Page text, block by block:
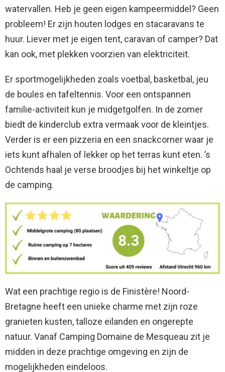
watervallen. Heb je geen eigen kampeermiddel? Geen
probleem! Er zijn houten lodges en stacaravans te
huur. Liever met je eigen tent, caravan of camper? Dat
kan ook, met plekken voorzien van elektriciteit.
Er sportmogelijkheden zoals voetbal, basketbal, jeu
de boules en tafeltennis. Voor een ontspannen
familie-activiteit kun je midgetgolfen. In de zomer
biedt de kinderclub extra vermaak voor de kleintjes.
Verder is er een pizzeria en een snackcorner waar je
iets kunt afhalen of lekker op het terras kunt eten. ’s
Ochtends haal je verse broodjes bij het winkeltje op
de camping.
Wat een prachtige regio is de Finistère! Noord-
Bretagne heeft een unieke charme met zijn roze
granieten kusten, talloze eilanden en ongerepte
natuur. Vanaf Camping Domaine de Mesqueau zit je
midden in deze prachtige omgeving en zijn de
mogelijkheden eindeloos.